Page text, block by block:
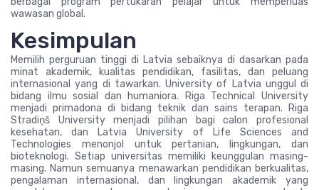
wawasan global.
Kesimpulan
Memilih perguruan tinggi di Latvia sebaiknya di dasarkan pada
minat akademik, kualitas pendidikan, fasilitas, dan peluang
internasional yang di tawarkan. University of Latvia unggul di
bidang ilmu sosial dan humaniora. Riga Technical University
menjadi primadona di bidang teknik dan sains terapan. Riga
Stradiņš University menjadi pilihan bagi calon profesional
kesehatan, dan Latvia University of Life Sciences and
Technologies menonjol untuk pertanian, lingkungan, dan
bioteknologi. Setiap universitas memiliki keunggulan masing-
masing. Namun semuanya menawarkan pendidikan berkualitas,
pengalaman internasional, dan lingkungan akademik yang